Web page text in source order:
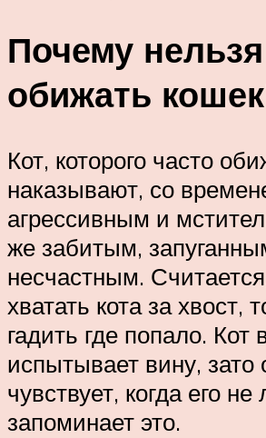
Почему нельзя
обижать
Кот, которого часто
наказывают, со
агрессивным и
же забитым,
несчастным.
хватать кота за хвост,
гадить где попало. Кот
испытывает вину, зато
чувствует, когда его
запоминает это.